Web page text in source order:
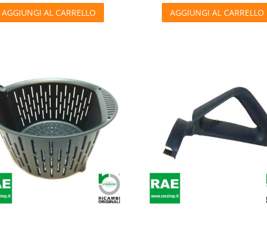
AGGIUNGI AL CARRELLO
AGGIUNGI AL CARRELLO